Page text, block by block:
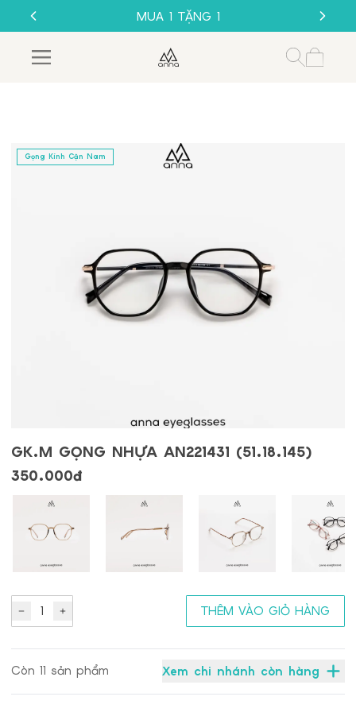
MUA 1 TẶNG 1
SALE 50%
THU CŨ ĐỔI MỚI
GỌNG KÍNH 1K
Gọng Kính Cận Nam
GK.M GỌNG NHỰA AN221431 (51.18.145)
350.000đ
1 THÊM VÀO GIỎ HÀNG
Còn11 sản phẩm Xem chi nhánh còn hàng